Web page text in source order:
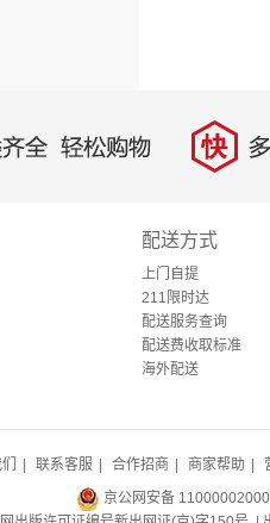
全，轻松购物 快 多
配送方式
上门自提
211限时达
配送服务查询
配送费收取标准
海外配送
联系客服 合作招商 商家帮助
京公网安备